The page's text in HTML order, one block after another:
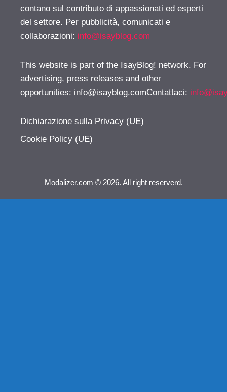
contano sul contributo di appassionati ed esperti
del settore. Per pubblicità, comunicati e
collaborazioni: info@isayblog.com
This website is part of the IsayBlog! network. For
advertising, press releases and other
opportunities: info@isayblog.comContattaci:
Dichiarazione sulla Privacy (UE)
Cookie Policy (UE)
Modalizer.com © 2026. All right reserverd.